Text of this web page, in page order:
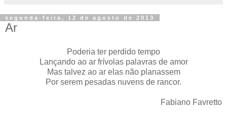
segunda-feira, 12 de agosto de 2013
Ar
Poderia ter perdido tempo
Lançando ao ar frívolas palavras de amor
Mas talvez ao ar elas não planassem
Por serem pesadas nuvens de rancor.
Fabiano Favretto